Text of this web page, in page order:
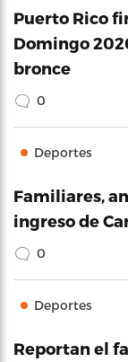
Puerto Rico
Domingo
bronce
0
Deportes
Familiares,
ingreso de
0
Deportes
Reportan el